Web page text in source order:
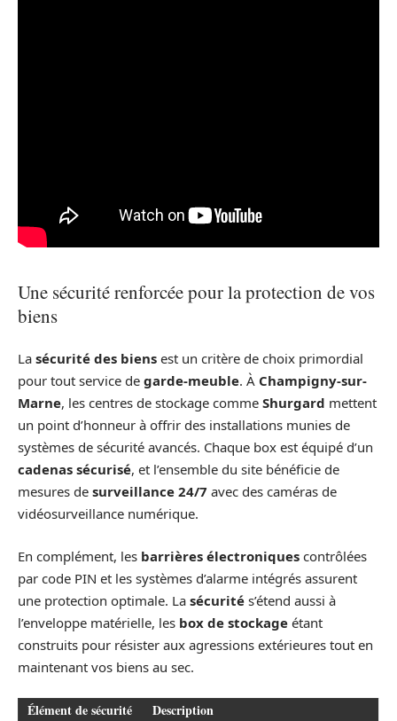
Une sécurité renforcée pour la protection de vos
biens
La sécurité des biens est un critère de choix primordial
pour tout service de garde-meuble. À Champigny-sur-
Marne, les centres de stockage comme Shurgard mettent
un point d’honneur à offrir des installations munies de
systèmes de sécurité avancés. Chaque box est équipé d’un
cadenas sécurisé, et l’ensemble du site bénéficie de
mesures de surveillance 24/7 avec des caméras de
vidéosurveillance numérique.
En complément, les barrières électroniques contrôlées
par code PIN et les systèmes d’alarme intégrés assurent
une protection optimale. La sécurité s’étend aussi à
l’enveloppe matérielle, les box de stockage étant
construits pour résister aux agressions extérieures tout en
maintenant vos biens au sec.
Élément de sécurité Description